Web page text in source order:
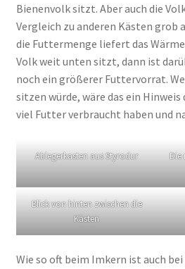
Bienenvolk sitzt. Aber auch die
Vergleich zu anderen Kästen grob
die Futtermenge liefert das
Volk weit unten sitzt, dann ist
noch ein größerer Futtervorrat.
sitzen würde, wäre das ein Hinweis
viel Futter verbraucht haben und
Ablegerkasten aus Styrodur
Die
Blick von hinten zwischen die
Kästen
Wie so oft beim Imkern ist auch